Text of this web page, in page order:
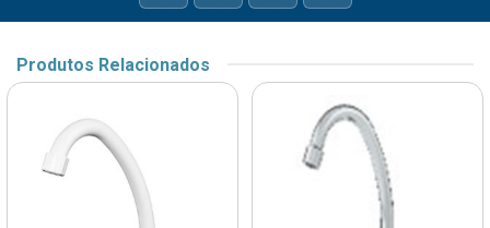
Produtos Relacionados